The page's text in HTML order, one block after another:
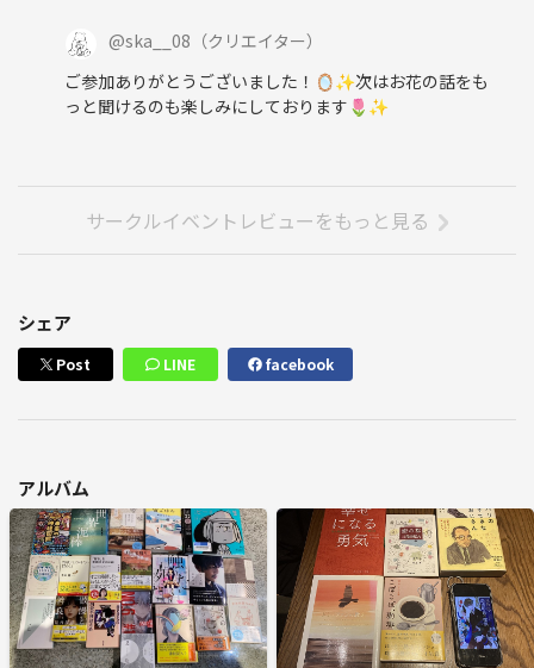
@ska__08 （クリエイター）
ご参加ありがとうございました！🪞✨次はお花の話をも
っと聞けるのも楽しみにしております🌷✨
サークルイベントレビューをもっと見る
シェア
Post LINE facebook
アルバム